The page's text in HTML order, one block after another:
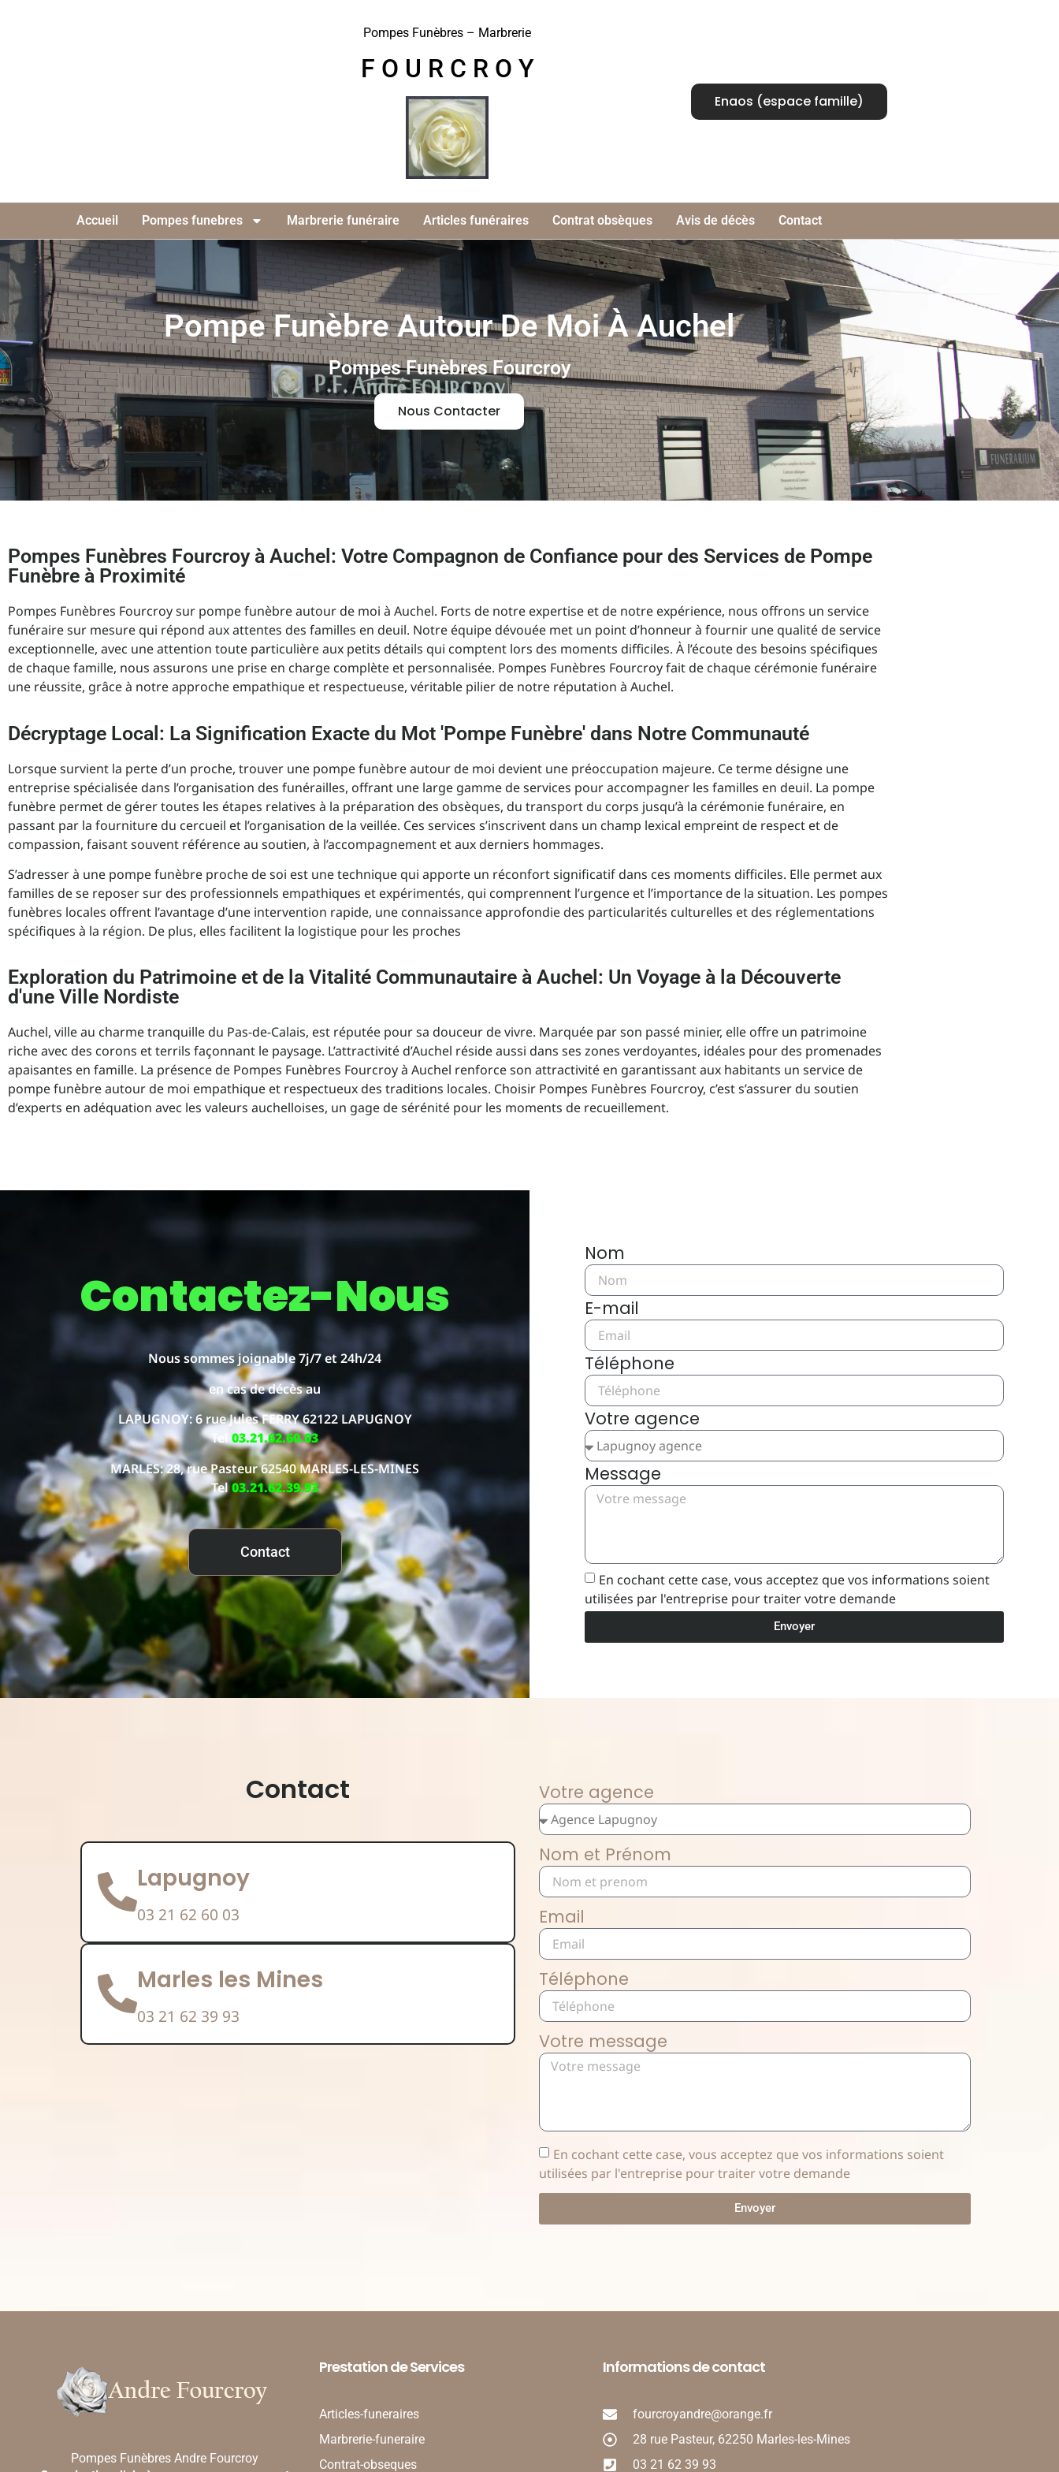
Pompes Funèbres – Marbrerie
F O U R C R O Y
Enaos (espace famille)
Accueil Pompes funebres Marbrerie funéraire Articles funéraires Contrat obsèques Avis de décès Contact
Pompe Funèbre Autour De Moi À Auchel
Pompes Funèbres Fourcroy
Nous Contacter
Pompes Funèbres Fourcroy à Auchel: Votre Compagnon de Confiance pour des Services de Pompe
Funèbre à Proximité
Pompes Funèbres Fourcroy sur pompe funèbre autour de moi à Auchel. Forts de notre expertise et de notre expérience, nous offrons un service
funéraire sur mesure qui répond aux attentes des familles en deuil. Notre équipe dévouée met un point d’honneur à fournir une qualité de service
exceptionnelle, avec une attention toute particulière aux petits détails qui comptent lors des moments difficiles. À l’écoute des besoins spécifiques
de chaque famille, nous assurons une prise en charge complète et personnalisée. Pompes Funèbres Fourcroy fait de chaque cérémonie funéraire
une réussite, grâce à notre approche empathique et respectueuse, véritable pilier de notre réputation à Auchel.
Décryptage Local: La Signification Exacte du Mot 'Pompe Funèbre' dans Notre Communauté
Lorsque survient la perte d’un proche, trouver une pompe funèbre autour de moi devient une préoccupation majeure. Ce terme désigne une
entreprise spécialisée dans l’organisation des funérailles, offrant une large gamme de services pour accompagner les familles en deuil. La pompe
funèbre permet de gérer toutes les étapes relatives à la préparation des obsèques, du transport du corps jusqu’à la cérémonie funéraire, en
passant par la fourniture du cercueil et l’organisation de la veillée. Ces services s’inscrivent dans un champ lexical empreint de respect et de
compassion, faisant souvent référence au soutien, à l’accompagnement et aux derniers hommages.
S’adresser à une pompe funèbre proche de soi est une technique qui apporte un réconfort significatif dans ces moments difficiles. Elle permet aux
familles de se reposer sur des professionnels empathiques et expérimentés, qui comprennent l’urgence et l’importance de la situation. Les pompes
funèbres locales offrent l’avantage d’une intervention rapide, une connaissance approfondie des particularités culturelles et des réglementations
spécifiques à la région. De plus, elles facilitent la logistique pour les proches
Exploration du Patrimoine et de la Vitalité Communautaire à Auchel: Un Voyage à la Découverte
d'une Ville Nordiste
Auchel, ville au charme tranquille du Pas-de-Calais, est réputée pour sa douceur de vivre. Marquée par son passé minier, elle offre un patrimoine
riche avec des corons et terrils façonnant le paysage. L’attractivité d’Auchel réside aussi dans ses zones verdoyantes, idéales pour des promenades
apaisantes en famille. La présence de Pompes Funèbres Fourcroy à Auchel renforce son attractivité en garantissant aux habitants un service de
pompe funèbre autour de moi empathique et respectueux des traditions locales. Choisir Pompes Funèbres Fourcroy, c’est s’assurer du soutien
d’experts en adéquation avec les valeurs auchelloises, un gage de sérénité pour les moments de recueillement.
Contactez-Nous
Nous sommes joignable 7j/7 et 24h/24
en cas de décès au
LAPUGNOY: 6 rue Jules FERRY 62122 LAPUGNOY
Tel 03.21.62.60.03
MARLES: 28, rue Pasteur 62540 MARLES-LES-MINES
Tel03.21.62.39.93
Contact
Nom
E-mail
Téléphone
Votre agence
Message
En cochant cette case, vous acceptez que vos informations soient
utilisées par l'entreprise pour traiter votre demande
Envoyer
Contact
Lapugnoy
03 21 62 60 03
Marles les Mines
03 21 62 39 93
Votre agence
Nom et Prénom
Email
Téléphone
Votre message
En cochant cette case, vous acceptez que vos informations soient
utilisées par l'entreprise pour traiter votre demande
Envoyer
Pompes Funèbres Andre Fourcroy
Prestation de Services
Articles-funeraires
Marbrerie-funeraire
Contrat-obseques
Informations de contact
fourcroyandre@orange.fr
28 rue Pasteur, 62250 Marles-les-Mines
03 21 62 39 93